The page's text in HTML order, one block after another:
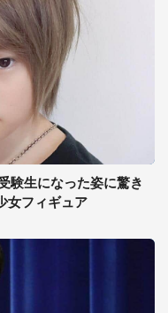
験生になった姿に驚き
女フィギュア